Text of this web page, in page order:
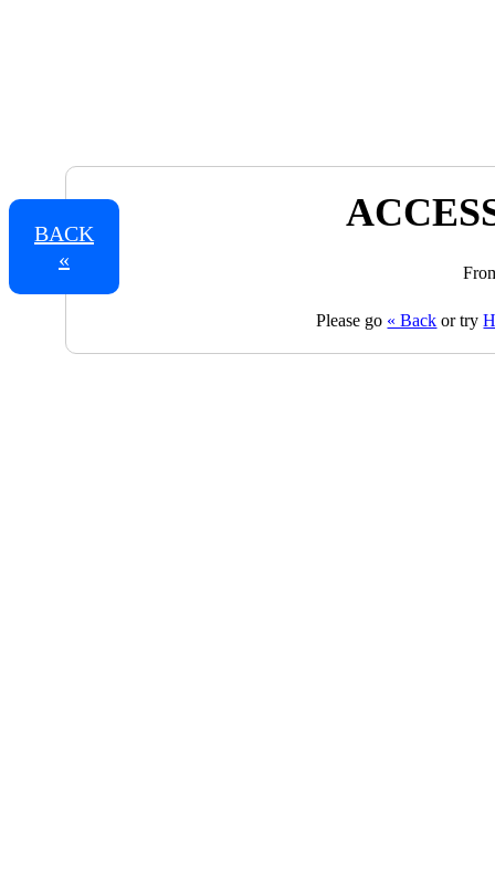
BACK
«
Please go « Back or try